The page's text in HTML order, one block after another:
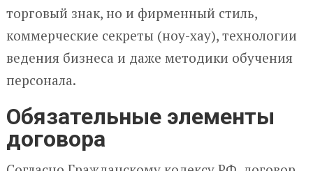
торговый знак, но и фирменный стиль,
коммерческие секреты (ноу-хау), технологии
ведения бизнеса и даже методики обучения
персонала.
Обязательные элементы
договора